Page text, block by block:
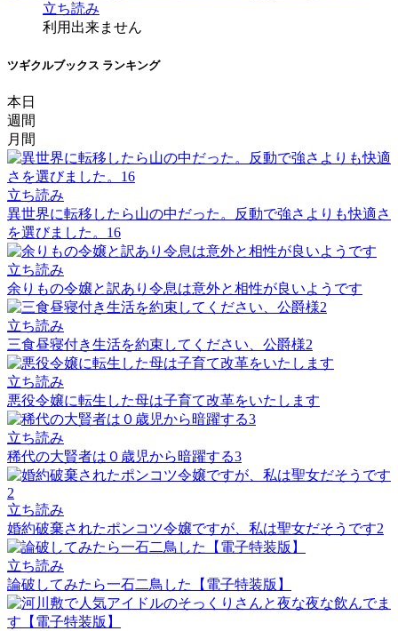
立ち読み
利用出来ません
ツギクルブックス ランキング
本日
週間
月間
立ち読み
異世界に転移したら山の中だった。反動で強さよりも快適さ
を選びました。16
立ち読み
余りもの令嬢と訳あり令息は意外と相性が良いようです
立ち読み
三食昼寝付き生活を約束してください、公爵様2
立ち読み
悪役令嬢に転生した母は子育て改革をいたします
立ち読み
稀代の大賢者は０歳児から暗躍する3
立ち読み
婚約破棄されたポンコツ令嬢ですが、私は聖女だそうです2
立ち読み
論破してみたら一石二鳥した【電子特装版】